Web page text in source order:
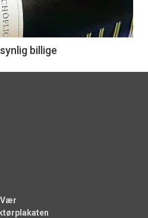
billige
Vær